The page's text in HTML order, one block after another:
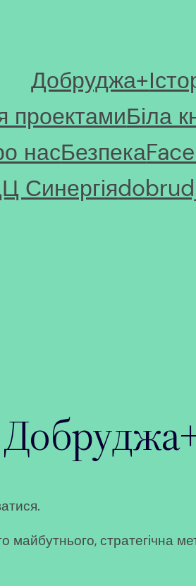
Добруджа+
проектамиБіла
насБезпека
Синергія
стратегічна